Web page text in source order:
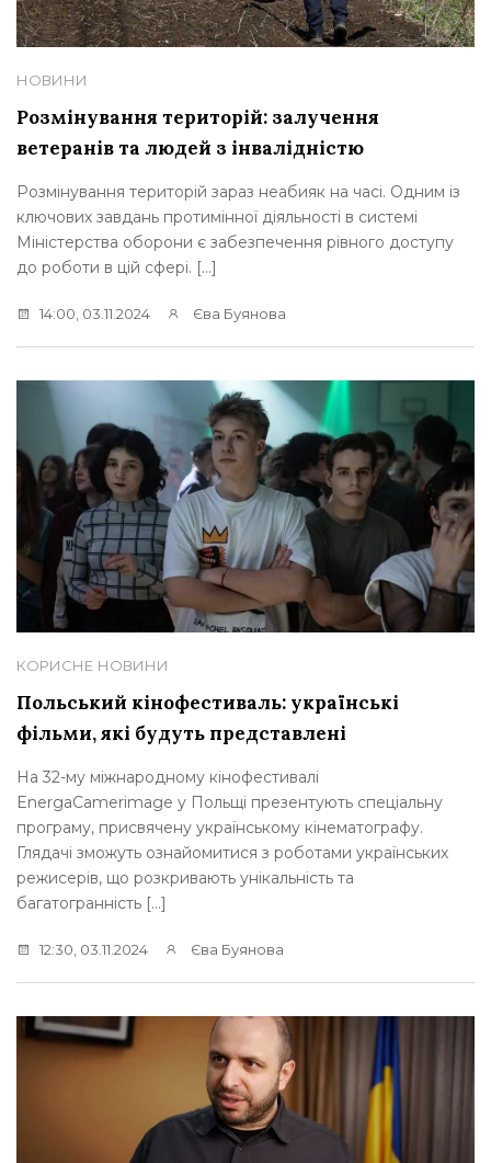
НОВИНИ
Розмінування територій: залучення
ветеранів та людей з інвалідністю
Розмінування територій зараз неабияк на часі. Одним із
ключових завдань протимінної діяльності в системі
Міністерства оборони є забезпечення рівного доступу
до роботи в цій сфері. […]
14:00, 03.11.2024 Єва Буянова
КОРИСНЕ НОВИНИ
Польський кінофестиваль: українські
фільми, які будуть представлені
На 32-му міжнародному кінофестивалі
EnergaCamerimage у Польщі презентують спеціальну
програму, присвячену українському кінематографу.
Глядачі зможуть ознайомитися з роботами українських
режисерів, що розкривають унікальність та
багатогранність […]
12:30, 03.11.2024 Єва Буянова